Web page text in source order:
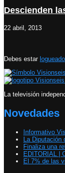
Descienden
22 abril, 2013
Debes estar logueado
La televisión
Novedades
Informativo
La
Finaliza una
EDITORIAL |
El 7% de las